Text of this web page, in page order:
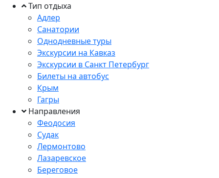
Тип отдыха
Адлер
Санатории
Однодневные туры
Экскурсии на Кавказ
Экскурсии в Санкт Петербург
Билеты на автобус
Крым
Гагры
Направления
Феодосия
Судак
Лермонтово
Лазаревское
Береговое